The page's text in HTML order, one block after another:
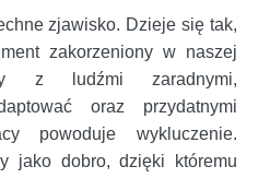
zjawisko. Dzieje się tak,
zakorzeniony w naszej
z ludźmi zaradnymi,
oraz przydatnymi
powoduje wykluczenie.
jako dobro, dzięki któremu